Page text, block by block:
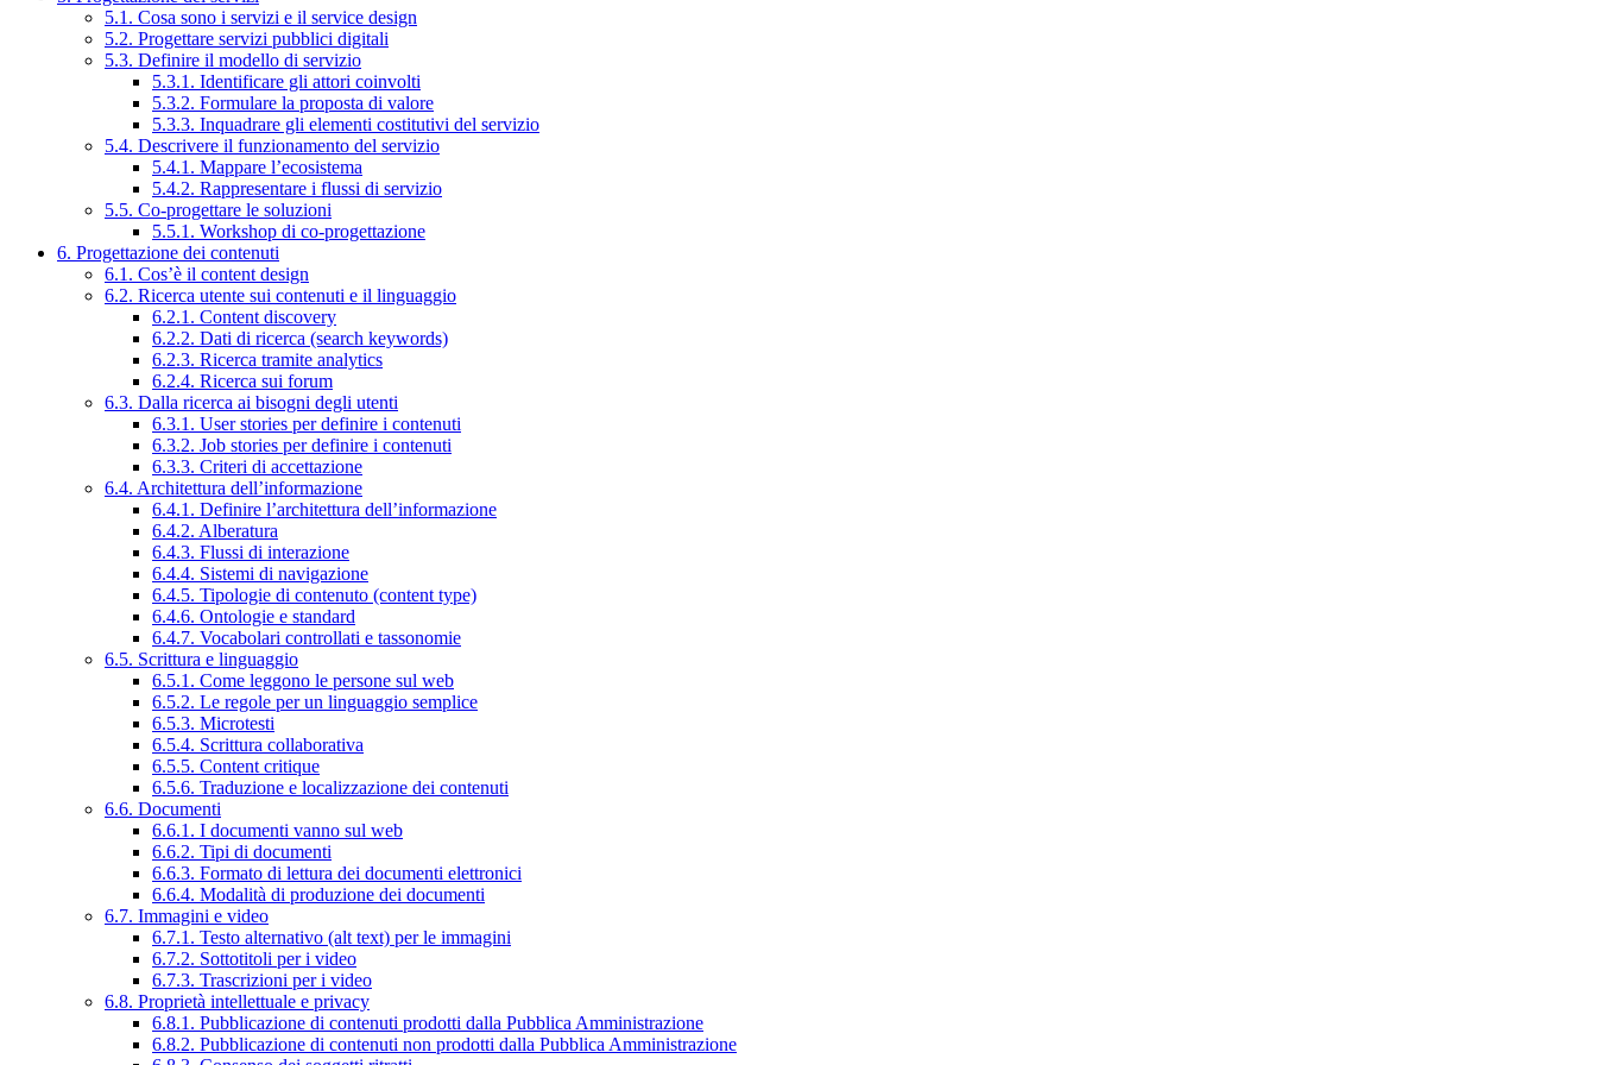
5.1. Cosa sono i servizi e il service design
5.2. Progettare servizi pubblici digitali
5.3. Definire il modello di servizio
5.3.1. Identificare gli attori coinvolti
5.3.2. Formulare la proposta di valore
5.3.3. Inquadrare gli elementi costitutivi del servizio
5.4. Descrivere il funzionamento del servizio
5.4.1. Mappare l’ecosistema
5.4.2. Rappresentare i flussi di servizio
5.5. Co-progettare le soluzioni
5.5.1. Workshop di co-progettazione
6. Progettazione dei contenuti
6.1. Cos’è il content design
6.2. Ricerca utente sui contenuti e il linguaggio
6.2.1. Content discovery
6.2.2. Dati di ricerca (search keywords)
6.2.3. Ricerca tramite analytics
6.2.4. Ricerca sui forum
6.3. Dalla ricerca ai bisogni degli utenti
6.3.1. User stories per definire i contenuti
6.3.2. Job stories per definire i contenuti
6.3.3. Criteri di accettazione
6.4. Architettura dell’informazione
6.4.1. Definire l’architettura dell’informazione
6.4.2. Alberatura
6.4.3. Flussi di interazione
6.4.4. Sistemi di navigazione
6.4.5. Tipologie di contenuto (content type)
6.4.6. Ontologie e standard
6.4.7. Vocabolari controllati e tassonomie
6.5. Scrittura e linguaggio
6.5.1. Come leggono le persone sul web
6.5.2. Le regole per un linguaggio semplice
6.5.3. Microtesti
6.5.4. Scrittura collaborativa
6.5.5. Content critique
6.5.6. Traduzione e localizzazione dei contenuti
6.6. Documenti
6.6.1. I documenti vanno sul web
6.6.2. Tipi di documenti
6.6.3. Formato di lettura dei documenti elettronici
6.6.4. Modalità di produzione dei documenti
6.7. Immagini e video
6.7.1. Testo alternativo (alt text) per le immagini
6.7.2. Sottotitoli per i video
6.7.3. Trascrizioni per i video
6.8. Proprietà intellettuale e privacy
6.8.1. Pubblicazione di contenuti prodotti dalla Pubblica Amministrazione
6.8.2. Pubblicazione di contenuti non prodotti dalla Pubblica Amministrazione